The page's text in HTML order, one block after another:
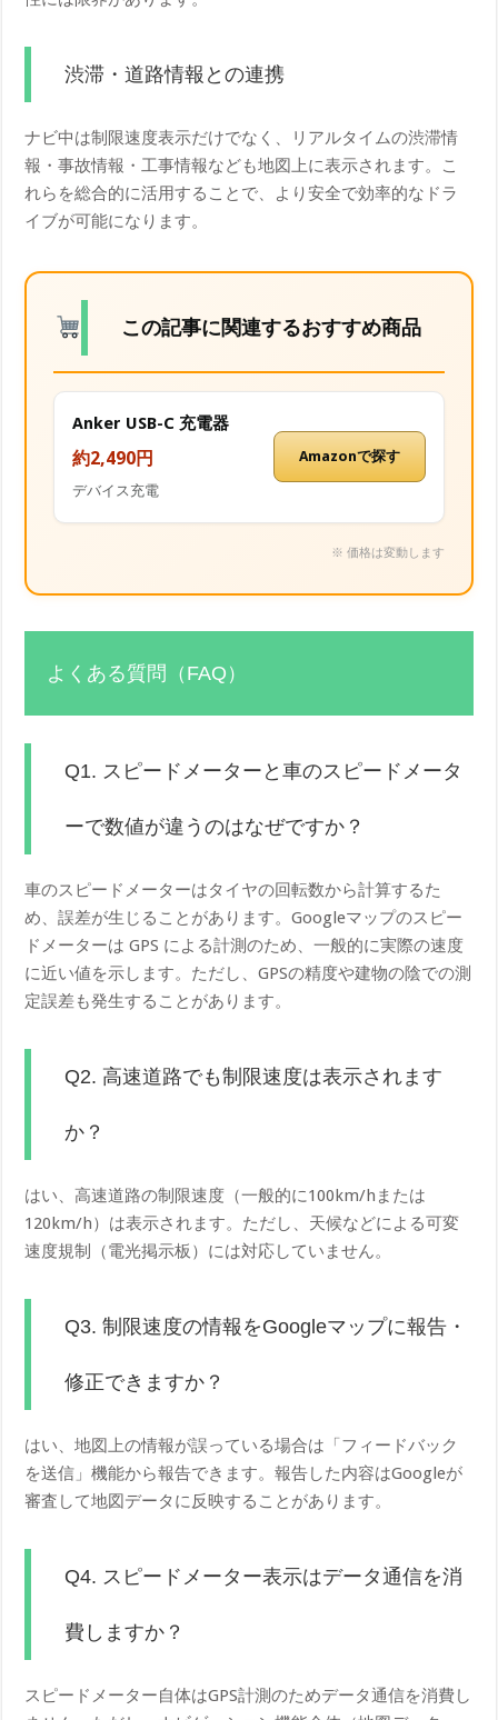
渋滞・道路情報との連携
ナビ中は制限速度表示だけでなく、リアルタイムの渋滞情
報・事故情報・工事情報なども地図上に表示されます。こ
れらを総合的に活用することで、より安全で効率的なドラ
イブが可能になります。
この記事に関連するおすすめ商品
Anker USB-C 充電器
約2,490円
デバイス充電
Amazonで探す
※ 価格は変動します
よくある質問（FAQ）
Q1. スピードメーターと車のスピードメータ
ーで数値が違うのはなぜですか？
車のスピードメーターはタイヤの回転数から計算するた
め、誤差が生じることがあります。Googleマップのスピー
ドメーターは GPS による計測のため、一般的に実際の速度
に近い値を示します。ただし、GPSの精度や建物の陰での測
定誤差も発生することがあります。
Q2. 高速道路でも制限速度は表示されます
か？
はい、高速道路の制限速度（一般的に100km/hまたは
120km/h）は表示されます。ただし、天候などによる可変
速度規制（電光掲示板）には対応していません。
Q3. 制限速度の情報をGoogleマップに報告・
修正できますか？
はい、地図上の情報が誤っている場合は「フィードバック
を送信」機能から報告できます。報告した内容はGoogleが
審査して地図データに反映することがあります。
Q4. スピードメーター表示はデータ通信を消
費しますか？
スピードメーター自体はGPS計測のためデータ通信を消費し